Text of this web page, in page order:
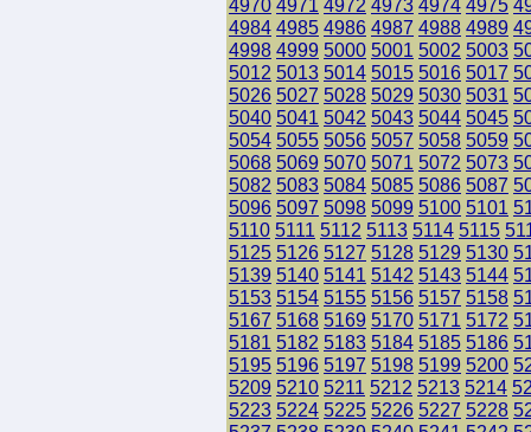
4970 4971 4972 4973 4974 4975
4984 4985 4986 4987 4988 4989
4998 4999 5000 5001 5002 5003
5012 5013 5014 5015 5016 5017
5026 5027 5028 5029 5030 5031
5040 5041 5042 5043 5044 5045
5054 5055 5056 5057 5058 5059
5068 5069 5070 5071 5072 5073
5082 5083 5084 5085 5086 5087
5096 5097 5098 5099 5100 5101
5110 5111 5112 5113 5114 5115
5125 5126 5127 5128 5129 5130
5139 5140 5141 5142 5143 5144
5153 5154 5155 5156 5157 5158
5167 5168 5169 5170 5171 5172
5181 5182 5183 5184 5185 5186
5195 5196 5197 5198 5199 5200
5209 5210 5211 5212 5213 5214
5223 5224 5225 5226 5227 5228